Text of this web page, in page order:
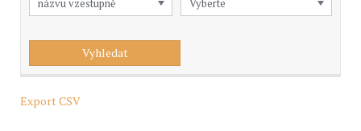
Export CSV